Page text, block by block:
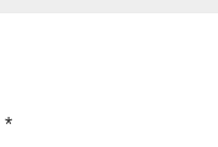
*